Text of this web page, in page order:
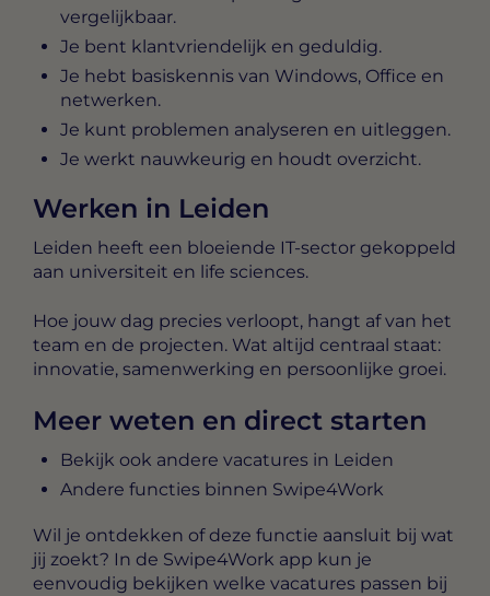
vergelijkbaar.
Je bent klantvriendelijk en geduldig.
Je hebt basiskennis van Windows, Office en
netwerken.
Je kunt problemen analyseren en uitleggen.
Je werkt nauwkeurig en houdt overzicht.
Werken in Leiden
Leiden heeft een bloeiende IT-sector gekoppeld
aan universiteit en life sciences.
Hoe jouw dag precies verloopt, hangt af van het
team en de projecten. Wat altijd centraal staat:
innovatie, samenwerking en persoonlijke groei.
Meer weten en direct starten
Bekijk ook andere vacatures in Leiden
Andere functies binnen Swipe4Work
Wil je ontdekken of deze functie aansluit bij wat
jij zoekt? In de Swipe4Work app kun je
eenvoudig bekijken welke vacatures passen bij